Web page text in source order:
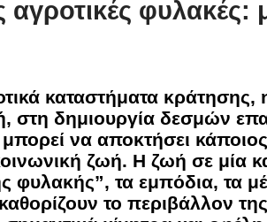
αγροτικές φυλακές:
καταστήματα κράτησης,
στη δημιουργία δεσμών
να αποκτήσει
ζωή. Η ζωή σε μία
φυλακής”, τα εμπόδια, τα
το περιβάλλον